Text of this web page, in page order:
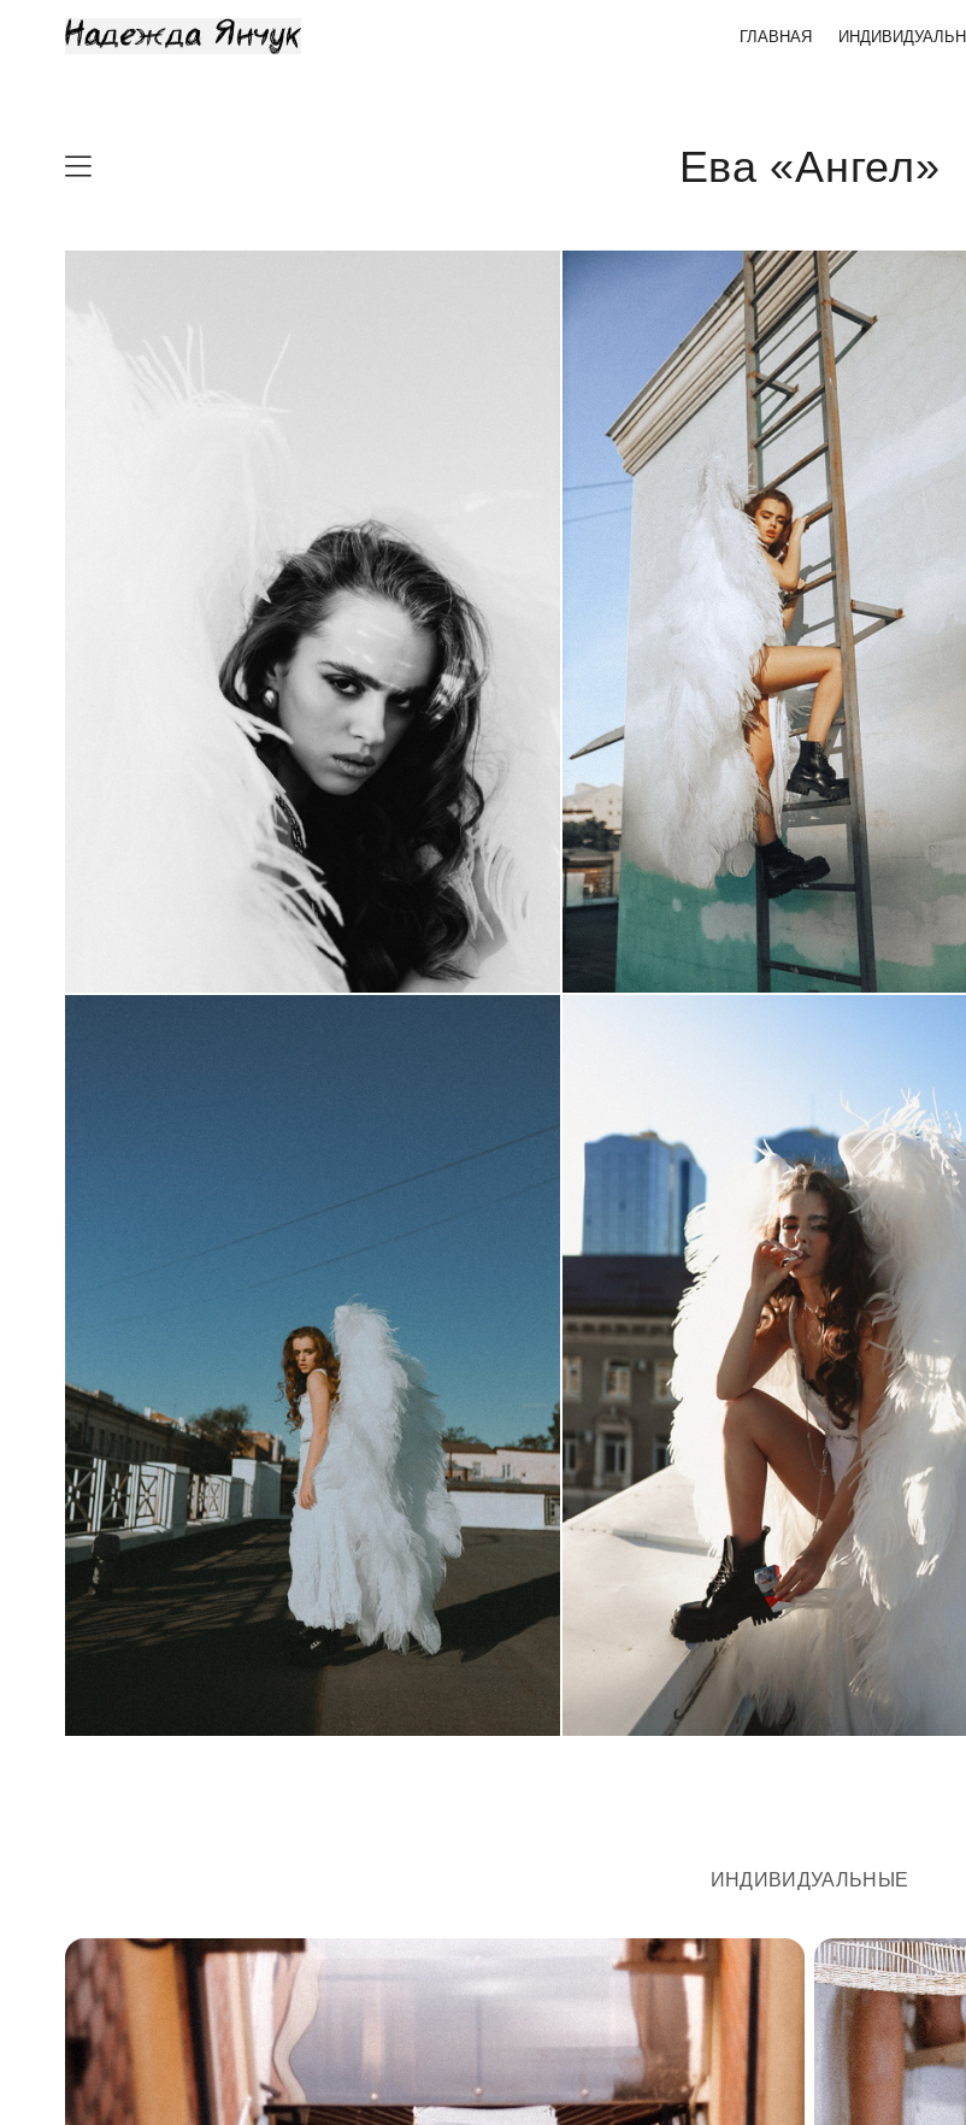
ГЛАВНАЯ
Ева «Ангел»
ИНДИВИДУАЛЬНЫЕ